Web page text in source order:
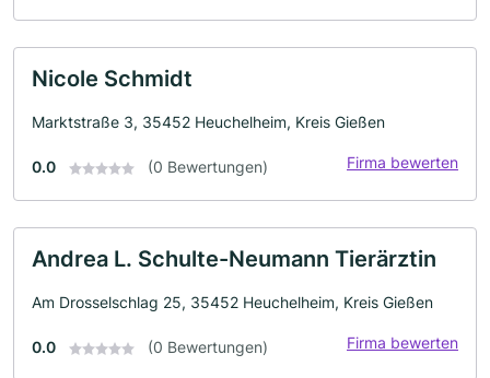
Nicole Schmidt
Marktstraße 3, 35452 Heuchelheim, Kreis Gießen
0.0 (0 Bewertungen) Firma bewerten
Andrea L. Schulte-Neumann Tierärztin
Am Drosselschlag 25, 35452 Heuchelheim, Kreis Gießen
0.0 (0 Bewertungen) Firma bewerten